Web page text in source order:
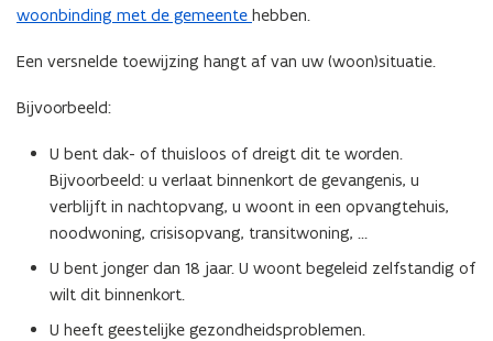
woonbinding met de gemeente hebben.
Een versnelde toewijzing hangt af van uw (woon)situatie.
Bijvoorbeeld:
U bent dak- of thuisloos of dreigt dit te worden.
Bijvoorbeeld: u verlaat binnenkort de gevangenis, u
verblijft in nachtopvang, u woont in een opvangtehuis,
noodwoning, crisisopvang, transitwoning, …
U bent jonger dan 18 jaar. U woont begeleid zelfstandig of
wilt dit binnenkort.
U heeft geestelijke gezondheidsproblemen.